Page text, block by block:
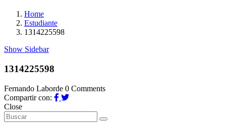
Home
Estudiante
1314225598
Show Sidebar
1314225598
Fernando Laborde 0 Comments
Compartir con:
Close